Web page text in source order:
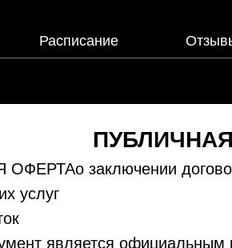
Расписание
заключении
услуг
является